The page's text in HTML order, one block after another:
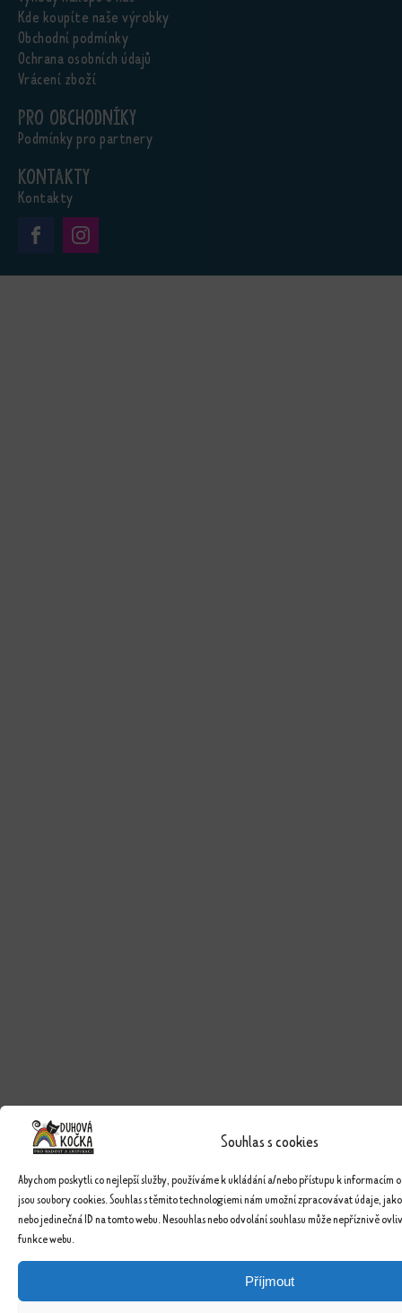
Souhlas s cookies
Abychom poskytli co nejlepší služby, používáme k ukládání a/nebo přístupu k informacím
jsou soubory cookies. Souhlas s těmito technologiemi nám umožní zpracovávat údaje,
nebo jedinečná ID na tomto webu. Nesouhlas nebo odvolání souhlasu může nepříznivě
funkce webu.
Příjmout
Kde koupíte naše výrobky
Obchodní podmínky
Ochrana osobních údajů
Vrácení zboží
Pro obchodníky
Podmínky pro partnery
Kontakty
Kontakty